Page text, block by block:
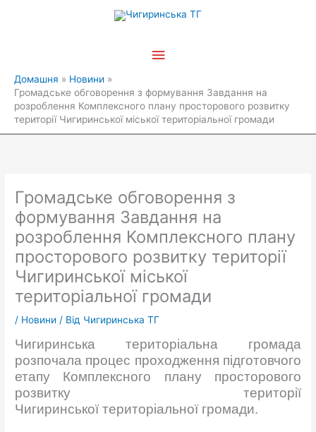
Головне
Домашня
Новини
Громадське обговорення з формування Завдання на
розроблення Комплексного плану просторового розвитку
території Чигиринської міської територіальної громади
Громадське обговорення з
формування Завдання на
розроблення Комплексного плану
просторового розвитку території
Чигиринської міської
територіальної громади
/ Новини / Від Чигиринська ТГ
Чигиринська територіальна громада
розпочала процес проходження підготовчого
етапу Комплексного плану просторового
розвитку території
Чигиринської територіальної громади.